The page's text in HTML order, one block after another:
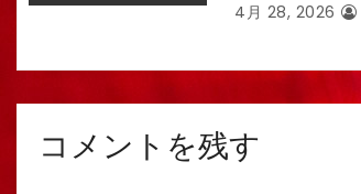
4月 28, 2026
コメントを残す